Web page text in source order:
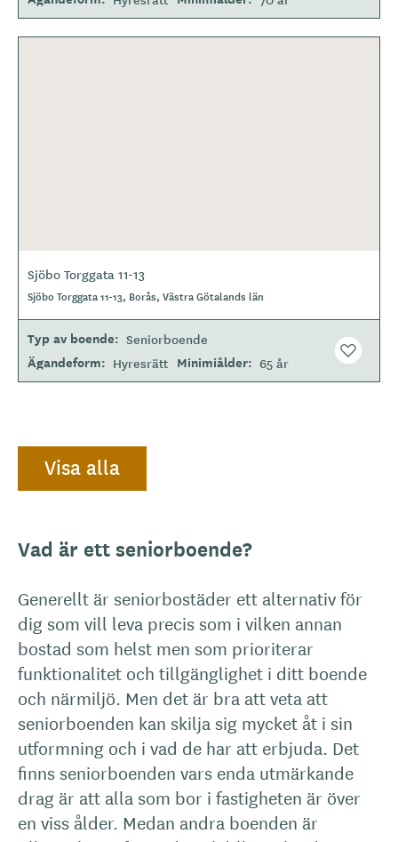
Sjöbo Torggata 11-13
Sjöbo Torggata 11-13, Borås, Västra Götalands län
Typ av boende Seniorboende
Ägandeform Hyresrätt Minimiålder 65 år
Visa alla
Vad är ett seniorboende?
Generellt är seniorbostäder ett alternativ för
dig som vill leva precis som i vilken annan
bostad som helst men som prioriterar
funktionalitet och tillgänglighet i ditt boende
och närmiljö. Men det är bra att veta att
seniorboenden kan skilja sig mycket åt i sin
utformning och i vad de har att erbjuda. Det
finns seniorboenden vars enda utmärkande
drag är att alla som bor i fastigheten är över
en viss ålder. Medan andra boenden är